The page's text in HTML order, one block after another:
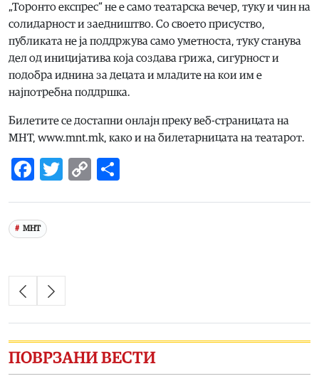
„Торонто експрес“ не е само театарска вечер, туку и чин на
солидарност и заедништво. Со своето присуство,
публиката не ја поддржува само уметноста, туку станува
дел од иницијатива која создава грижа, сигурност и
подобра иднина за децата и младите на кои им е
најпотребна поддршка.
Билетите се достапни онлајн преку веб-страницата на
МНТ, www.mnt.mk, како и на билетарницата на театарот.
Facebook
Twitter
Copy
МНТ
ПОВРЗАНИ ВЕСТИ